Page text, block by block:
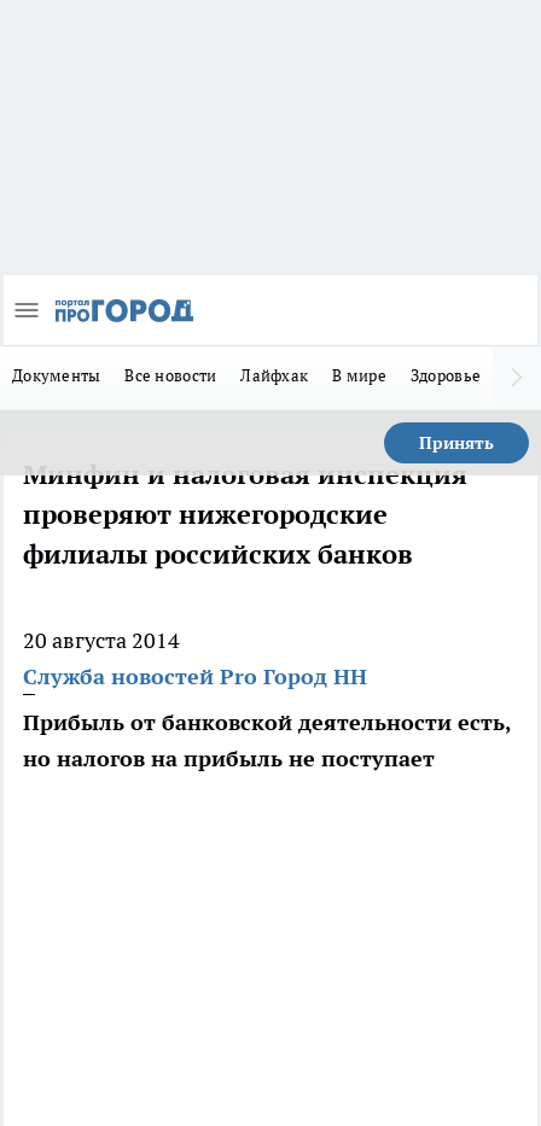
Документы Все новости Лайфхак В мире Здоровье
Принять
Минфин и налоговая инспекция
проверяют нижегородские
филиалы российских банков
20 августа 2014
Служба новостей Pro Город НН
Прибыль от банковской деятельности есть,
но налогов на прибыль не поступает